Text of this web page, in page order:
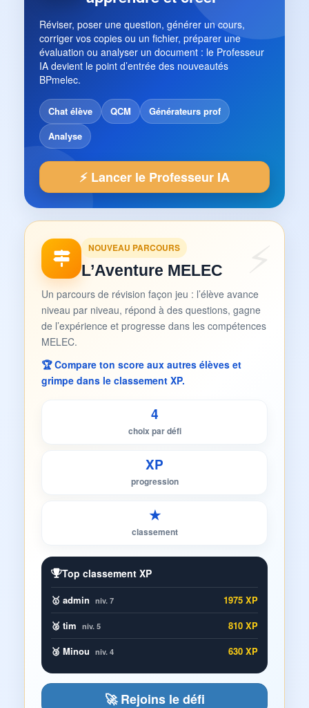
Réviser, poser une question, générer un cours,
corriger vos copies ou un fichier, préparer une
évaluation ou analyser un document : le Professeur
IA devient le point d’entrée des nouveautés
BPmelec.
Chat élève QCM
Générateurs prof
Analyse
⚡ Lancer le Professeur IA
NOUVEAU PARCOURS
L’Aventure MELEC
Un parcours de révision façon jeu : l’élève avance
niveau par niveau, répond à des questions, gagne
de l’expérience et progresse dans les compétences
MELEC.
🏆 Compare ton score aux autres élèves et
grimpe dans le classement XP.
4
choix par défi
XP
progression
★
classement
Top classement XP
🥇 admin niv. 7
1975 XP
🥈 tim niv. 5
810 XP
🥉 Minou niv. 4 630 XP
🚀 Rejoins le défi